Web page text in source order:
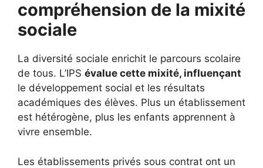
compréhension de la mixité
sociale
La diversité sociale enrichit le parcours scolaire
de tous. L’IPS évalue cette mixité, influençant
le développement social et les résultats
académiques des élèves. Plus un établissement
est hétérogène, plus les enfants apprennent à
vivre ensemble.
Les établissements privés sous contrat ont un